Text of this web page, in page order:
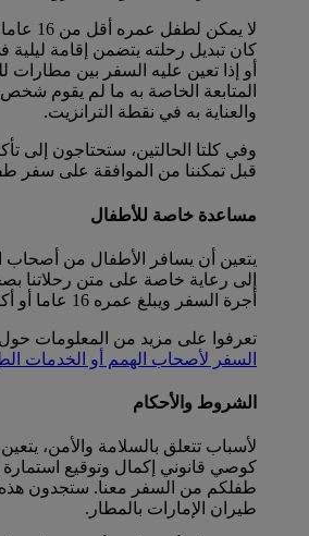
لا يمكن
كان تبديل رحلته يتضمن إقامة ليلية
أو إذا تعين عليه السفر بين
المتابعة الخاصة به ما لم يقوم
والعناية به في نقطة الترانزيت.
وفي كلتا الحالتين، ستحتاجون إلى
قبل تمكننا من الموافقة على سفر
مساعدة خاصة للأطفال
يتعين أن يسافر الأطفال من أصحاب
إلى رعاية خاصة على متن رحلاتنا
أجرة السفر ويبلغ عمره 16 عاما أو أكثر.
تعرفوا على مزيد من المعلومات حول
السفر لأصحاب الهمم أو الخدمات
الشروط والأحكام
لأسباب تتعلق بالسلامة والأمن،
كوصي قانوني إكمال وتوقيع
طفلكم من السفر معنا. ستجدون
طيران الإمارات بالمطار.